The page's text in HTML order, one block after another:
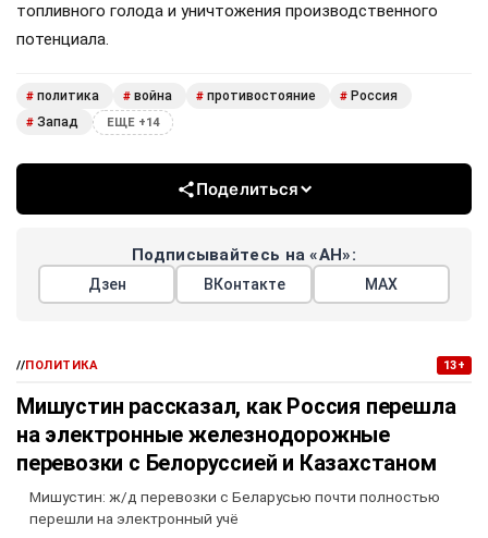
топливного голода и уничтожения производственного
потенциала.
# политика # война # противостояние # Россия
# Запад ЕЩЕ +14
Поделиться
Подписывайтесь на «АН»:
Дзен ВКонтакте МАХ
//ПОЛИТИКА 13+
Мишустин рассказал, как Россия перешла
на электронные железнодорожные
перевозки с Белоруссией и Казахстаном
Мишустин: ж/д перевозки с Беларусью почти полностью
перешли на электронный учё